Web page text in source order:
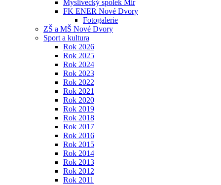
Myslivecký spolek Mír
FK ENER Nové Dvory
Fotogalerie
ZŠ a MŠ Nové Dvory
Sport a kultura
Rok 2026
Rok 2025
Rok 2024
Rok 2023
Rok 2022
Rok 2021
Rok 2020
Rok 2019
Rok 2018
Rok 2017
Rok 2016
Rok 2015
Rok 2014
Rok 2013
Rok 2012
Rok 2011